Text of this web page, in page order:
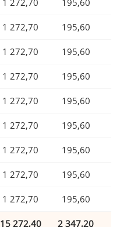
1 272,70 195,60
1 272,70 195,60
1 272,70 195,60
1 272,70 195,60
1 272,70 195,60
1 272,70 195,60
1 272,70 195,60
1 272,70 195,60
1 272,70 195,60
15 272,40 2 347,20